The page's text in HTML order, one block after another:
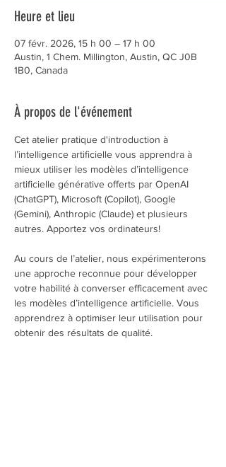
Heure et lieu
07 févr. 2026, 15 h 00 – 17 h 00
Austin, 1 Chem. Millington, Austin, QC J0B
1B0, Canada
À propos de l'événement
Cet atelier pratique d'introduction à
l’intelligence artificielle vous apprendra à
mieux utiliser les modèles d’intelligence
artificielle générative offerts par OpenAI
(ChatGPT), Microsoft (Copilot), Google
(Gemini), Anthropic (Claude) et plusieurs
autres. Apportez vos ordinateurs!
Au cours de l’atelier, nous expérimenterons
une approche reconnue pour développer
votre habilité à converser efficacement avec
les modèles d’intelligence artificielle. Vous
apprendrez à optimiser leur utilisation pour
obtenir des résultats de qualité.